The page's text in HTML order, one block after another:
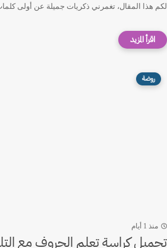
لكم هذا المقال، تغمرني ذكريات جميلة عن أولى
روضة
منذ 1 أيام